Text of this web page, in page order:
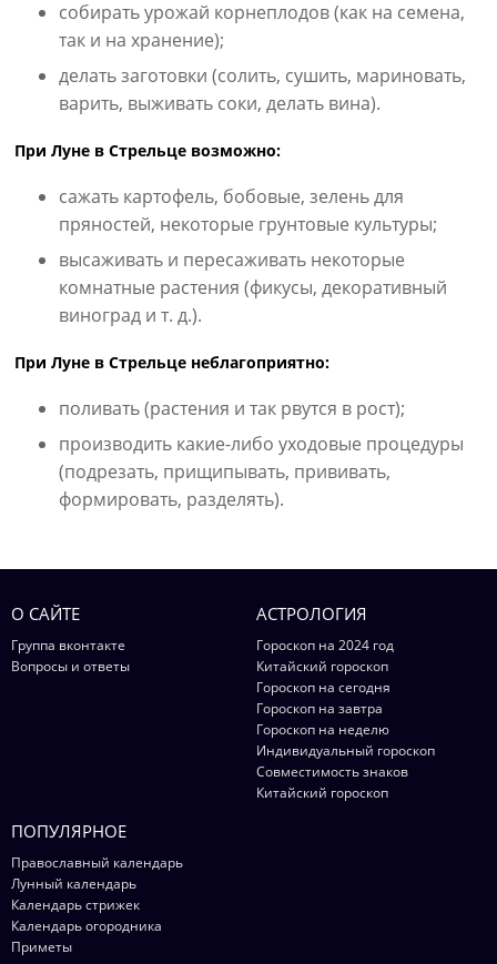
собирать урожай корнеплодов (как на семена,
так и на хранение);
делать заготовки (солить, сушить, мариновать,
варить, выживать соки, делать вина).
При Луне в Стрельце возможно:
сажать картофель, бобовые, зелень для
пряностей, некоторые грунтовые культуры;
высаживать и пересаживать некоторые
комнатные растения (фикусы, декоративный
виноград и т. д.).
При Луне в Стрельце неблагоприятно:
поливать (растения и так рвутся в рост);
производить какие-либо уходовые процедуры
(подрезать, прищипывать, прививать,
формировать, разделять).
О САЙТЕ
Группа вконтакте
Вопросы и ответы
АСТРОЛОГИЯ
Гороскоп на 2024 год
Китайский гороскоп
Гороскоп на сегодня
Гороскоп на завтра
Гороскоп на неделю
Индивидуальный гороскоп
Совместимость знаков
Китайский гороскоп
ПОПУЛЯРНОЕ
Православный календарь
Лунный календарь
Календарь стрижек
Календарь огородника
Приметы